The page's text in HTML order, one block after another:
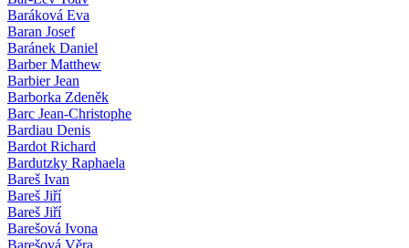
Baráková Eva
Baran Josef
Baránek Daniel
Barber Matthew
Barbier Jean
Barborka Zdeněk
Barc Jean-Christophe
Bardiau Denis
Bardot Richard
Bardutzky Raphaela
Bareš Ivan
Bareš Jiří
Bareš Jiří
Barešová Ivona
Barešová Věra